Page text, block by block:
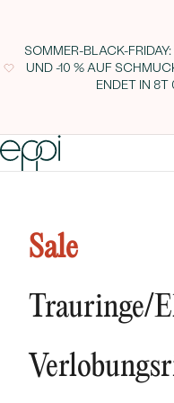
SOMMER-BLACK-
UND -10 % AUF
ENDET IN 8T
Sale
Trauringe/
NEUHEITEN
Kaciah